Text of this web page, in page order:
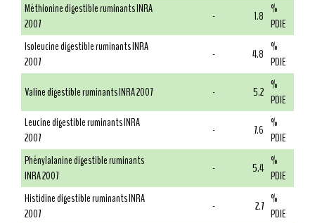
Méthionine digestible ruminants INRA
2007
- 1.8 %
PDIE
Isoleucine digestible ruminants INRA
2007
- 4.8 %
PDIE
Valine digestible ruminants INRA 2007
- 5.2 %
PDIE
Leucine digestible ruminants INRA
2007
- 7.6 %
PDIE
Phénylalanine digestible ruminants
INRA 2007
- 5.4 %
PDIE
Histidine digestible ruminants INRA
2007
- 2.7 %
PDIE